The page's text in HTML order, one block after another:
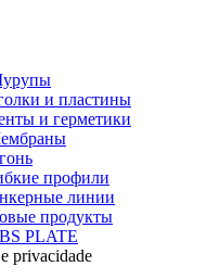
и пластины
и герметики
профили
линии
продукты
PLATE
privacidade